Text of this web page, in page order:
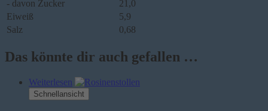
- davon Zucker
21,0
Eiweiß
5,9
Salz
0,68
Das könnte dir auch gefallen …
Weiterlesen
Schnellansicht